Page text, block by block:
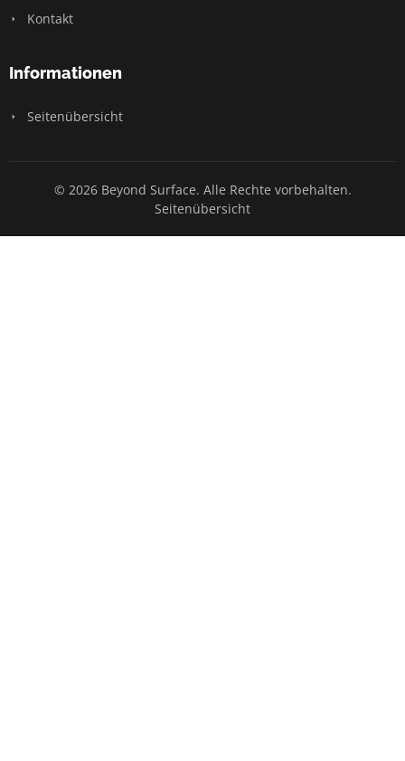
Kontakt
Informationen
Seitenübersicht
© 2026 Beyond Surface. Alle Rechte vorbehalten.
Seitenübersicht